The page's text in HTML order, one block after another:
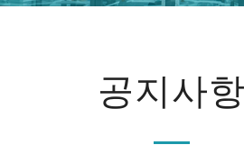
공지사항